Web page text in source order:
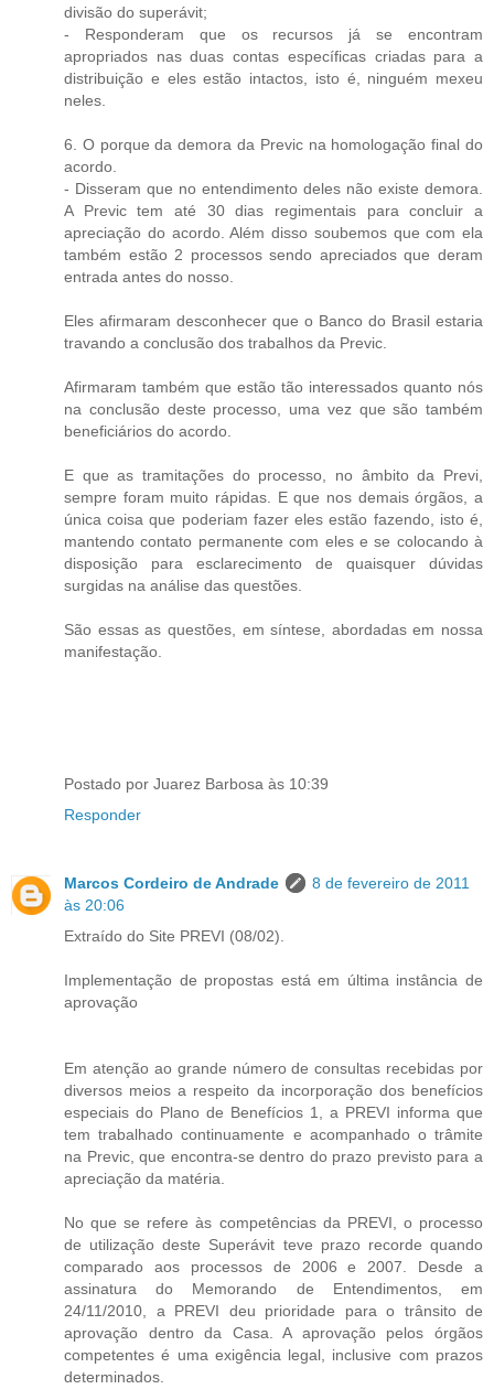
divisão do superávit;
- Responderam que os recursos já se encontram
apropriados nas duas contas específicas criadas para a
distribuição e eles estão intactos, isto é, ninguém mexeu
neles.
6. O porque da demora da Previc na homologação final do
acordo.
- Disseram que no entendimento deles não existe demora.
A Previc tem até 30 dias regimentais para concluir a
apreciação do acordo. Além disso soubemos que com ela
também estão 2 processos sendo apreciados que deram
entrada antes do nosso.
Eles afirmaram desconhecer que o Banco do Brasil estaria
travando a conclusão dos trabalhos da Previc.
Afirmaram também que estão tão interessados quanto nós
na conclusão deste processo, uma vez que são também
beneficiários do acordo.
E que as tramitações do processo, no âmbito da Previ,
sempre foram muito rápidas. E que nos demais órgãos, a
única coisa que poderiam fazer eles estão fazendo, isto é,
mantendo contato permanente com eles e se colocando à
disposição para esclarecimento de quaisquer dúvidas
surgidas na análise das questões.
São essas as questões, em síntese, abordadas em nossa
manifestação.
Postado por Juarez Barbosa às 10:39
Responder
Marcos Cordeiro de Andrade
8 de fevereiro de 2011
às 20:06
Extraído do Site PREVI (08/02).
Implementação de propostas está em última instância de
aprovação
Em atenção ao grande número de consultas recebidas por
diversos meios a respeito da incorporação dos benefícios
especiais do Plano de Benefícios 1, a PREVI informa que
tem trabalhado continuamente e acompanhado o trâmite
na Previc, que encontra-se dentro do prazo previsto para a
apreciação da matéria.
No que se refere às competências da PREVI, o processo
de utilização deste Superávit teve prazo recorde quando
comparado aos processos de 2006 e 2007. Desde a
assinatura do Memorando de Entendimentos, em
24/11/2010, a PREVI deu prioridade para o trânsito de
aprovação dentro da Casa. A aprovação pelos órgãos
competentes é uma exigência legal, inclusive com prazos
determinados.